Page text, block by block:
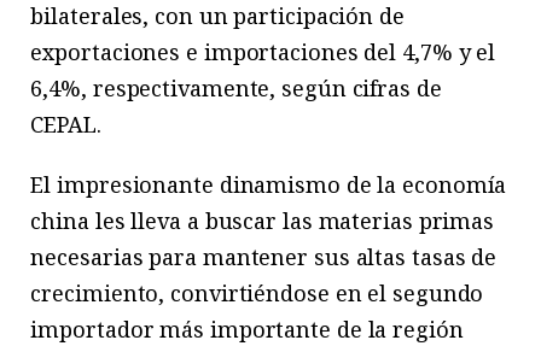
bilaterales, con un participación de
exportaciones e importaciones del 4,7% y el
6,4%, respectivamente, según cifras de
CEPAL.
El impresionante dinamismo de la economía
china les lleva a buscar las materias primas
necesarias para mantener sus altas tasas de
crecimiento, convirtiéndose en el segundo
importador más importante de la región